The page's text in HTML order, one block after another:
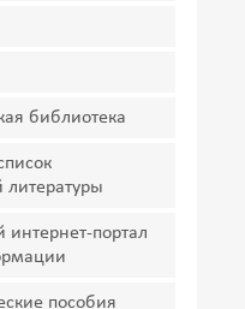
библиотека
литературы
портал
пособия